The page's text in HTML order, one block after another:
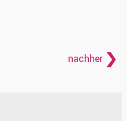
nachher